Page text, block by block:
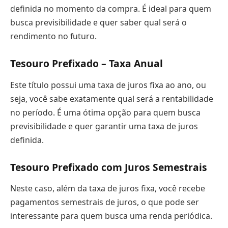
definida no momento da compra. É ideal para quem
busca previsibilidade e quer saber qual será o
rendimento no futuro.
Tesouro Prefixado – Taxa Anual
Este título possui uma taxa de juros fixa ao ano, ou
seja, você sabe exatamente qual será a rentabilidade
no período. É uma ótima opção para quem busca
previsibilidade e quer garantir uma taxa de juros
definida.
Tesouro Prefixado com Juros Semestrais
Neste caso, além da taxa de juros fixa, você recebe
pagamentos semestrais de juros, o que pode ser
interessante para quem busca uma renda periódica.